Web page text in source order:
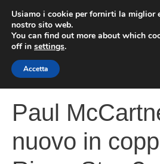
contenuto
Paul
nuovo in
Usiamo i cookie per fornirti la miglior
nostro sito web.
You can find out more about which
off in settings.
Accetta